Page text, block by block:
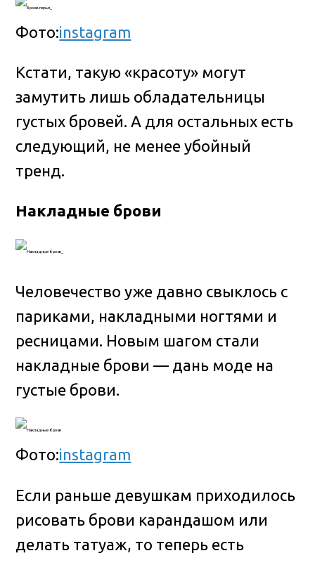
Фото:instagram
Кстати, такую «красоту» могут
замутить лишь обладательницы
густых бровей. А для остальных есть
следующий, не менее убойный
тренд.
Накладные брови
Человечество уже давно свыклось с
париками, накладными ногтями и
ресницами. Новым шагом стали
накладные брови — дань моде на
густые брови.
Фото:instagram
Если раньше девушкам приходилось
рисовать брови карандашом или
делать татуаж, то теперь есть